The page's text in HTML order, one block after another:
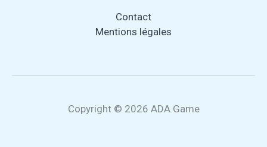
Contact
Mentions légales
Copyright © 2026 ADA Game